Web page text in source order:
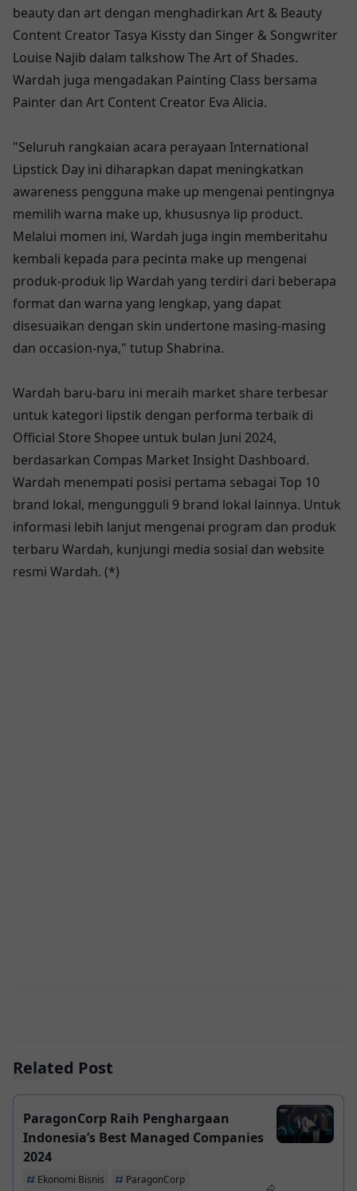
beauty dan art dengan menghadirkan Art & Beauty
Content Creator Tasya Kissty dan Singer & Songwriter
Louise Najib dalam talkshow The Art of Shades.
Wardah juga mengadakan Painting Class bersama
Painter dan Art Content Creator Eva Alicia.
"Seluruh rangkaian acara perayaan International
Lipstick Day ini diharapkan dapat meningkatkan
awareness pengguna make up mengenai pentingnya
memilih warna make up, khususnya lip product.
Melalui momen ini, Wardah juga ingin memberitahu
kembali kepada para pecinta make up mengenai
produk-produk lip Wardah yang terdiri dari beberapa
format dan warna yang lengkap, yang dapat
disesuaikan dengan skin undertone masing-masing
dan occasion-nya," tutup Shabrina.
Wardah baru-baru ini meraih market share terbesar
untuk kategori lipstik dengan performa terbaik di
Official Store Shopee untuk bulan Juni 2024,
berdasarkan Compas Market Insight Dashboard.
Wardah menempati posisi pertama sebagai Top 10
brand lokal, mengungguli 9 brand lokal lainnya. Untuk
informasi lebih lanjut mengenai program dan produk
terbaru Wardah, kunjungi media sosial dan website
resmi Wardah. (*)
Related Post
ParagonCorp Raih Penghargaan
Indonesia’s Best Managed Companies
2024
Ekonomi Bisnis ParagonCorp